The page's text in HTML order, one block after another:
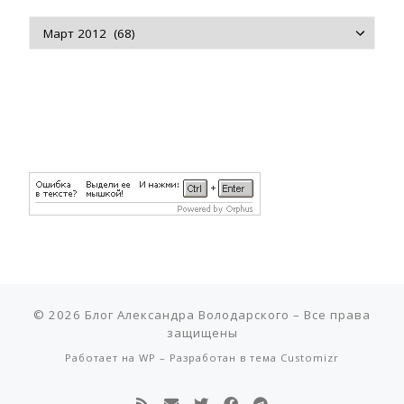
© 2026 Блог Александра Володарского – Все права
защищены
Работает на WP – Разработан в тема Customizr